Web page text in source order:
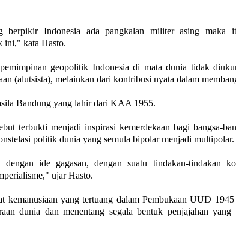
berpikir Indonesia ada pangkalan militer asing maka
ini," kata Hasto.
geopolitik Indonesia di mata dunia tidak
(alutsista), melainkan dari kontribusi nyata dalam
Bandung yang lahir dari KAA 1955.
terbukti menjadi inspirasi kemerdekaan bagi bangsa-
politik dunia yang semula bipolar menjadi multipolar.
ide gagasan, dengan suatu tindakan-tindakan
ujar Hasto.
kemanusiaan yang tertuang dalam Pembukaan UUD
dunia dan menentang segala bentuk penjajahan